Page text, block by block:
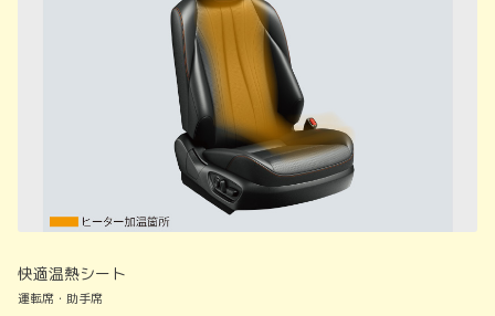
快適温熱シート
運転席・助手席